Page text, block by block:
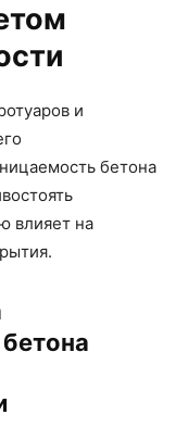
и
бетона
влияет на